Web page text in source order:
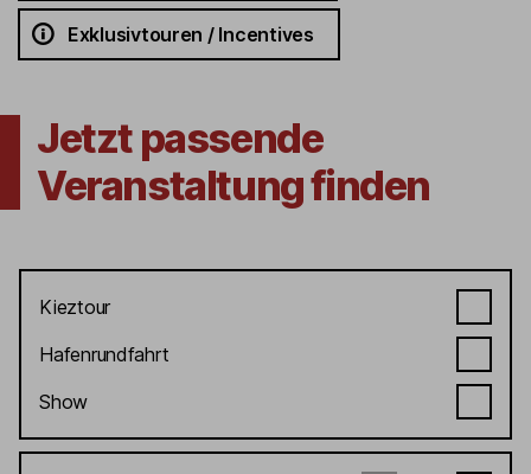
Exklusivtouren / Incentives
Jetzt passende
Veranstaltung finden
Kieztour
Hafenrundfahrt
Show